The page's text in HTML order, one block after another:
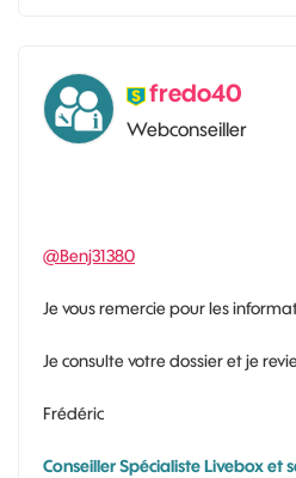
fredo40
Webconseiller
@Benj31380
Je vous remercie pour les
Je consulte votre dossier et je
Frédéric
Conseiller Spécialiste Livebox et